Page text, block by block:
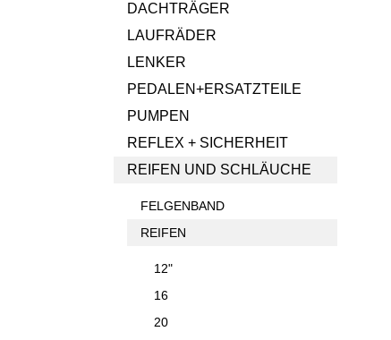
DACHTRÄGER
LAUFRÄDER
LENKER
PEDALEN+ERSATZTEILE
PUMPEN
REFLEX + SICHERHEIT
REIFEN UND SCHLÄUCHE
FELGENBAND
REIFEN
12"
16
20